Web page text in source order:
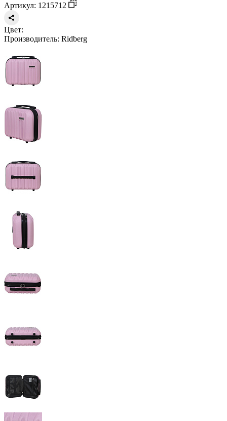
Артикул: 1215712
Цвет:
Производитель: Ridberg